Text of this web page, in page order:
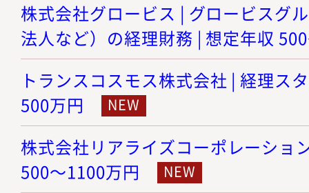
株式会社グロービス | グロービスグ
法人など）の経理財務 | 想定年収
トランスコスモス株式会社 | 経理ス
500万円
株式会社リアライズコーポレーショ
500～1100万円